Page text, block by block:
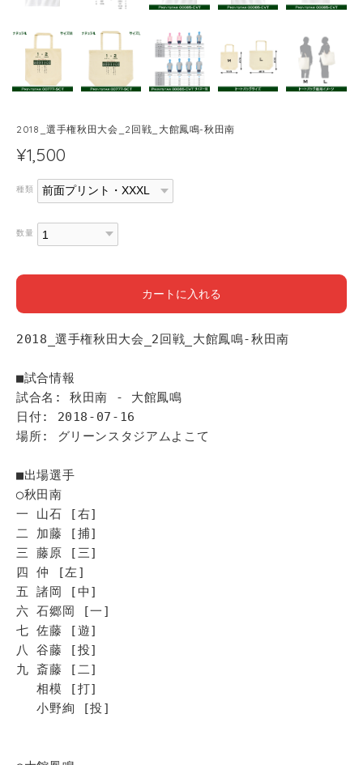
2018_選手権秋田大会_2回戦_大館鳳鳴-秋田南
¥1,500
種類
数量
カートに入れる
2018_選手権秋田大会_2回戦_大館鳳鳴-秋田南
■試合情報
試合名: 秋田南 - 大館鳳鳴
日付: 2018-07-16
場所: グリーンスタジアムよこて
■出場選手
◯秋田南
一 山石 [右]
二 加藤 [捕]
三 藤原 [三]
四 仲 [左]
五 諸岡 [中]
六 石郷岡 [一]
七 佐藤 [遊]
八 谷藤 [投]
九 斎藤 [二]
相模 [打]
小野絢 [投]